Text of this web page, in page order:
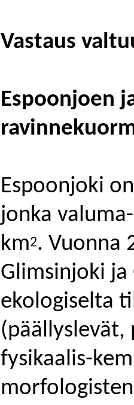
Vastaus
Espoonjoen
Espoonjoki
jonka
km2. Vuonna
Glimsinjoki
ekologiselta
(päällyslevät,
fysikaalis-